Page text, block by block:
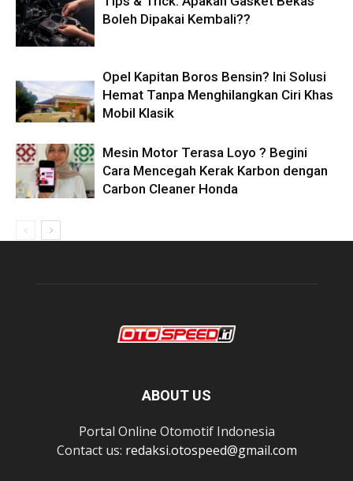
Boleh Dipakai Kembali??
Opel Kapitan Boros Bensin? Ini Solusi
Hemat Tanpa Menghilangkan Ciri Khas
Mobil Klasik
Mesin Motor Terasa Loyo ? Begini
Cara Mencegah Kerak Karbon dengan
Carbon Cleaner Honda
ABOUT US
Portal Online Otomotif Indonesia
Contact us: redaksi.otospeed@gmail.com